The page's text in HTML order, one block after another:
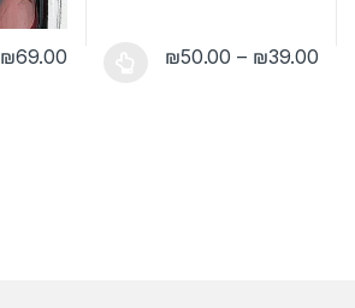
₪39.00
–
₪50.00 טווח מחירים: ⁦₪39.00⁩ עד ⁦₪50.00⁩ ₪69.00